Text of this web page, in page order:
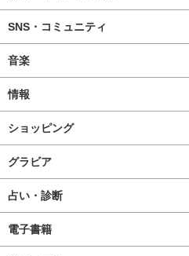
SNS・コミュニティ
音楽
情報
ショッピング
グラビア
占い・診断
電子書籍